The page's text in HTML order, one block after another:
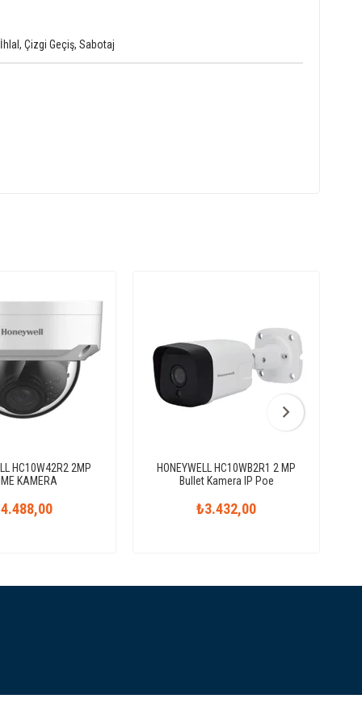
Çizgi Geçiş, Sabotaj
HC10W42R2 2MP
KAMERA
HONEYWELL HC10WB2R1 2 MP
Bullet Kamera IP Poe
₺3.432,00